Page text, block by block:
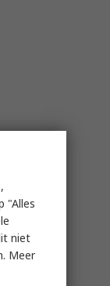
"Alles
niet
Meer